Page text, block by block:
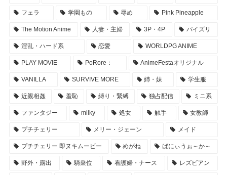
フェラ 学園もの 辱め Pink Pineapple
The Motion Anime 人妻・主婦 3P・4P パイズリ
淫乱・ハード系 恋愛 WORLDPG ANIME
PLAY MOVIE PoRore： AnimeFestaオリジナル
VANILLA SURVIVE MORE 姉・妹 学生服
近親相姦 羞恥 縛り・緊縛 独占配信 ミニ系
ファンタジー milky 処女 触手 女教師
プチチェリー メリー・ジェーン メイド
プチチェリー 即ヌキムービー めがね ばにぃうぉ～か～
野外・露出 騎乗位 看護婦・ナース レズビアン